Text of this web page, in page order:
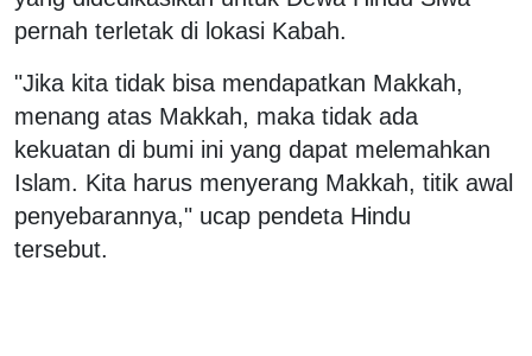
pernah terletak di lokasi Kabah.
"Jika kita tidak bisa mendapatkan Makkah,
menang atas Makkah, maka tidak ada
kekuatan di bumi ini yang dapat melemahkan
Islam. Kita harus menyerang Makkah, titik awal
penyebarannya," ucap pendeta Hindu
tersebut.